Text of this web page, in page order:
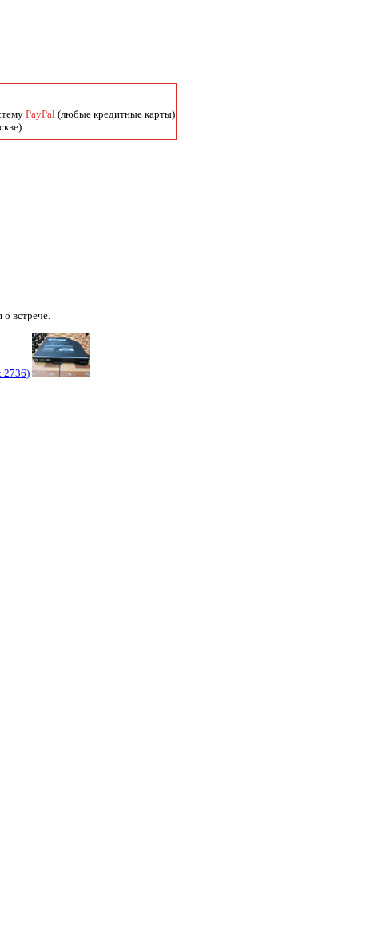
PayPal (любые кредитные карты)
встрече.
2736)